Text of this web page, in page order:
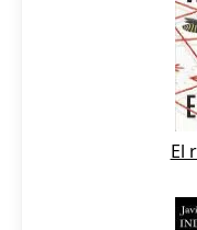
El